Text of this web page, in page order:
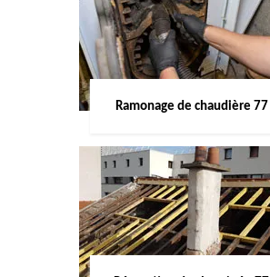
Ramonage de chaudière 77